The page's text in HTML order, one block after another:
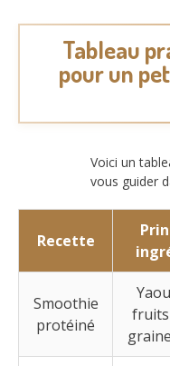
Tableau
pour un
Voici un
vous guider
Recette
Smoothie
protéiné